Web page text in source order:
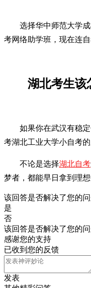
选择华中师范大学
考网络助学班，现在连
湖北考生该
如果你在武汉有稳
考湖北工业大学小自考
不论是选择湖北自考
梦者，都能早日拿到理
该回答是否解决了您的问
是
否
该回答是否解决了您的问
感谢您的支持
已收到您的反馈
发表